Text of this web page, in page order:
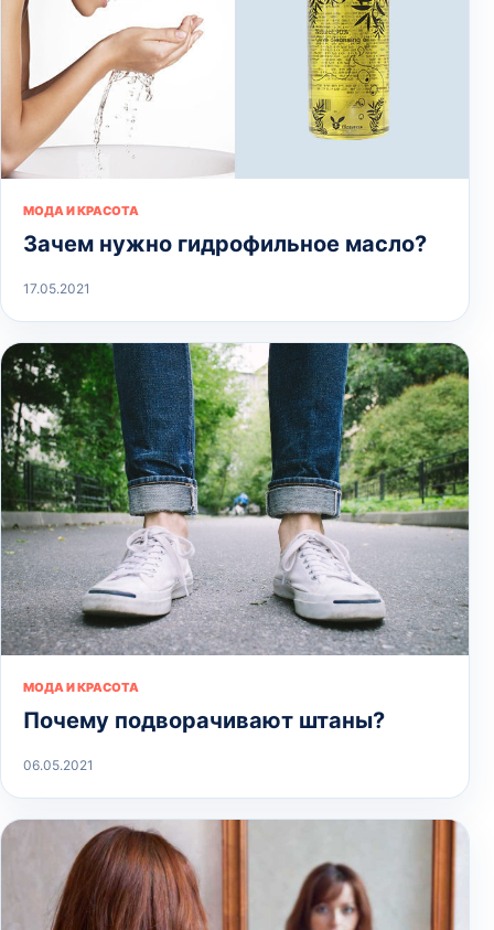
МОДА И КРАСОТА
Зачем нужно гидрофильное масло?
17.05.2021
МОДА И КРАСОТА
Почему подворачивают штаны?
06.05.2021